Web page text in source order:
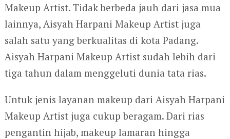
Makeup Artist. Tidak berbeda jauh dari jasa mua
lainnya, Aisyah Harpani Makeup Artist juga
salah satu yang berkualitas di kota Padang.
Aisyah Harpani Makeup Artist sudah lebih dari
tiga tahun dalam menggeluti dunia tata rias.
Untuk jenis layanan makeup dari Aisyah Harpani
Makeup Artist juga cukup beragam. Dari rias
pengantin hijab, makeup lamaran hingga